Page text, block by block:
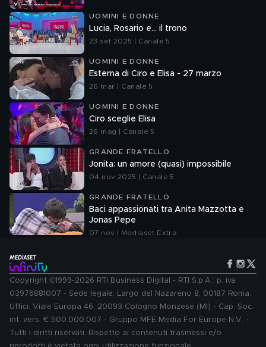
UOMINI E DONNE
Lucia, Rosario e... il trono
23 set 2025 | Canale 5
UOMINI E DONNE
Esterna di Ciro e Elisa - 27 marzo
26 mar | Canale 5
UOMINI E DONNE
Ciro sceglie Elisa
26 mag | Canale 5
GRANDE FRATELLO
Jonita: un amore (quasi) impossibile
04 nov 2025 | Canale 5
GRANDE FRATELLO
Baci appassionati tra Anita Mazzotta e
Jonas Pepe
07 nov | Mediaset Extra
Copyright ©1999-2026 RTI Business Digital - RTI S.p.A.: p. iva
03976881007 - Sede legale: Largo del Nazareno 8, 00187 Roma.
Uffici: Viale Europa 46, 20093 Cologno Monzese (MI) - Cap. Soc.
int. vers. € 500.000.007 - Gruppo MFE Media For Europe N.V. -
Tutti i diritti riservati. Rispetto ai contenuti trasmessi e/o